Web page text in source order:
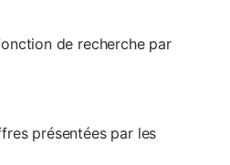
de recherche par
présentées par les